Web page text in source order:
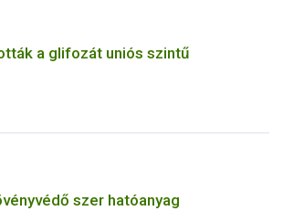
a glifozát uniós szintű
szer hatóanyag